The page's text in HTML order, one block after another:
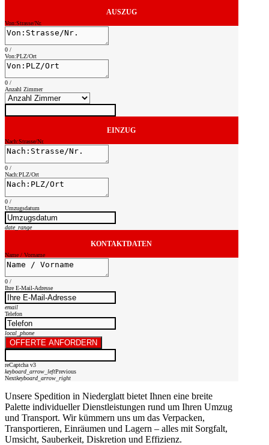
AUSZUG
Von:Strasse/Nr.
0 /
Von:PLZ/Ort
0 /
Anzahl Zimmer
EINZUG
Nach:Strasse/Nr.
0 /
Nach:PLZ/Ort
0 /
Umzugsdatum
date_range
KONTAKTDATEN
Name / Vorname
0 /
Ihre E-Mail-Adresse
email
Telefon
local_phone
OFFERTE ANFORDERN
reCaptcha v3
keyboard_arrow_leftPrevious
Nextkeyboard_arrow_right
Unsere Spedition in Niederglatt bietet Ihnen eine breite
Palette individueller Dienstleistungen rund um Ihren Umzug
und Transport. Wir kümmern uns um das Verpacken,
Transportieren, Einräumen und Lagern – alles mit Sorgfalt,
Umsicht, Sauberkeit, Diskretion und Effizienz.